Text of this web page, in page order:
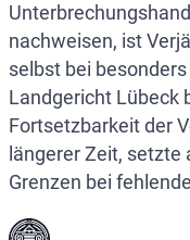
nachweisen, ist
selbst bei
Landgericht Lübeck
Fortsetzbarkeit der
längerer Zeit,
Grenzen bei